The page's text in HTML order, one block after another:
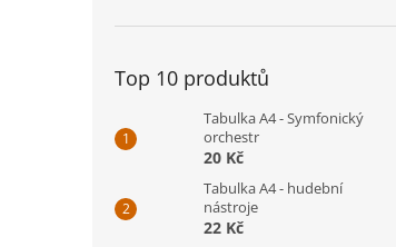
Top 10 produktů
Tabulka A4 - Symfonický
orchestr
20 Kč
Tabulka A4 - hudební
nástroje
22 Kč